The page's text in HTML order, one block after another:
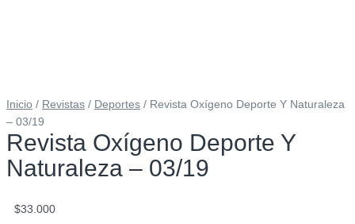
Inicio / Revistas / Deportes / Revista Oxígeno Deporte Y Naturaleza
– 03/19
Revista Oxígeno Deporte Y
Naturaleza – 03/19
$33.000